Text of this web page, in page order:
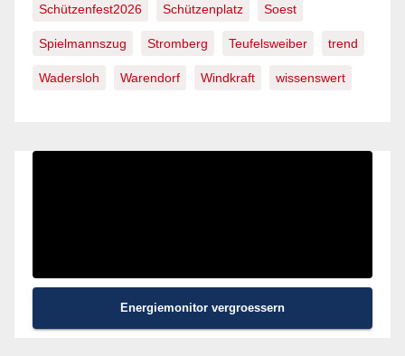
Schützenfest2026 Schützenplatz Soest
Spielmannszug Stromberg Teufelsweiber trend
Wadersloh Warendorf Windkraft wissenswert
Energiemonitor vergroessern